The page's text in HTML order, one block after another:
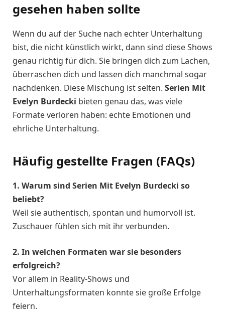
gesehen haben sollte
Wenn du auf der Suche nach echter Unterhaltung
bist, die nicht künstlich wirkt, dann sind diese Shows
genau richtig für dich. Sie bringen dich zum Lachen,
überraschen dich und lassen dich manchmal sogar
nachdenken. Diese Mischung ist selten. Serien Mit
Evelyn Burdecki bieten genau das, was viele
Formate verloren haben: echte Emotionen und
ehrliche Unterhaltung.
Häufig gestellte Fragen (FAQs)
1. Warum sind Serien Mit Evelyn Burdecki so
beliebt?
Weil sie authentisch, spontan und humorvoll ist.
Zuschauer fühlen sich mit ihr verbunden.
2. In welchen Formaten war sie besonders
erfolgreich?
Vor allem in Reality-Shows und
Unterhaltungsformaten konnte sie große Erfolge
feiern.